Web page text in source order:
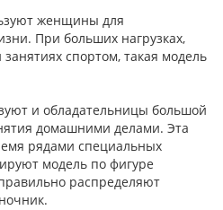
женщины для
При больших нагрузках,
спортом, такая модель
и обладательницы большой
домашними делами. Эта
рядами специальных
модель по фигуре
распределяют